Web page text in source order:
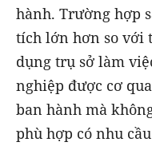
hành. Trường hợp
tích lớn hơn so với
dụng trụ sở làm
nghiệp được cơ
ban hành mà
phù hợp có nhu